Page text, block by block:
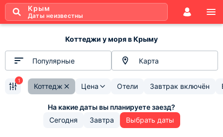
Крым
Даты неизвестны
Коттеджи у моря в Крыму
Популярные Карта
Коттедж Цена Отели Завтрак включён
1
Сегодня Завтра Выбрать даты